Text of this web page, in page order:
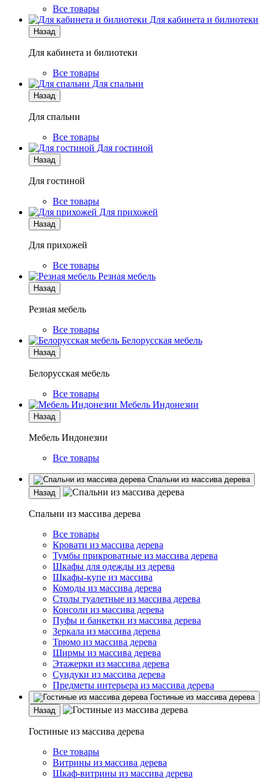
Все товары
Для кабинета и билиотеки
Назад
Для кабинета и билиотеки
Все товары
Для спальни
Назад
Для спальни
Все товары
Для гостиной
Назад
Для гостиной
Все товары
Для прихожей
Назад
Для прихожей
Все товары
Резная мебель
Назад
Резная мебель
Все товары
Белорусская мебель
Назад
Белорусская мебель
Все товары
Мебель Индонезии
Назад
Мебель Индонезии
Все товары
Спальни из массива дерева
Назад
Спальни из массива дерева
Все товары
Кровати из массива дерева
Тумбы прикроватные из массива дерева
Шкафы для одежды из дерева
Шкафы-купе из массива
Комоды из массива дерева
Столы туалетные из массива дерева
Консоли из массива дерева
Пуфы и банкетки из массива дерева
Зеркала из массива дерева
Трюмо из массива дерева
Ширмы из массива дерева
Этажерки из массива дерева
Сундуки из массива дерева
Предметы интерьера из массива дерева
Гостиные из массива дерева
Назад
Гостиные из массива дерева
Все товары
Витрины из массива дерева
Шкаф-витрины из массива дерева